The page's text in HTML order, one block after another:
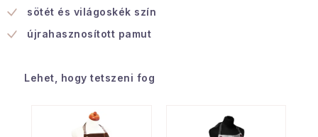
sötét és világoskék szín
újrahasznosított pamut
Lehet, hogy tetszeni fog